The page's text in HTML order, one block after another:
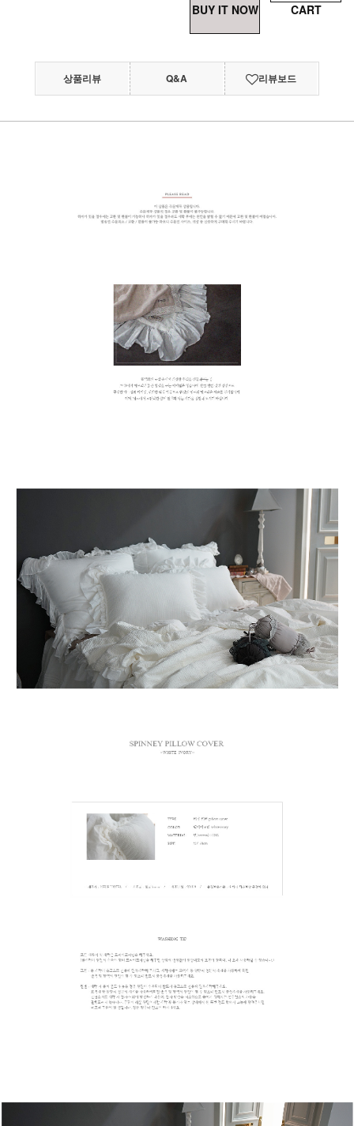
BUY IT NOW
CART
상품리뷰 Q&A 리뷰보드